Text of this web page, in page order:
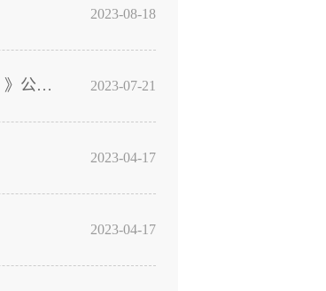
2023-08-18
证监会就《关于完善特定短线交易监管的若干规定（征求意见稿）》公开征求意见 2023-07-21
2023-04-17
2023-04-17